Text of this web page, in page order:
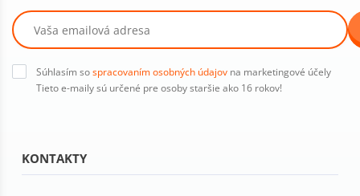
KONTAKTY
Súhlasím sospracovaním osobných údajov na marketingové účely
Tieto e-maily sú určené pre osoby staršie ako 16 rokov!